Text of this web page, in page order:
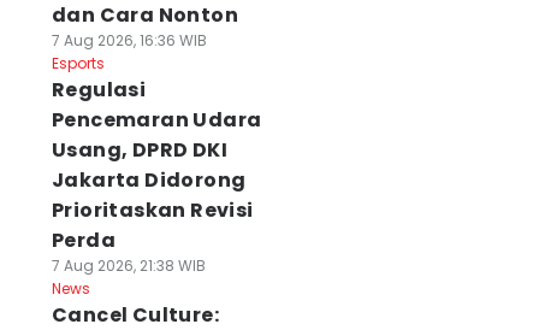
dan Cara Nonton
7 Aug 2026, 16:36 WIB
Esports
Regulasi
Pencemaran Udara
Usang, DPRD DKI
Jakarta Didorong
Prioritaskan Revisi
Perda
7 Aug 2026, 21:38 WIB
News
Cancel Culture: